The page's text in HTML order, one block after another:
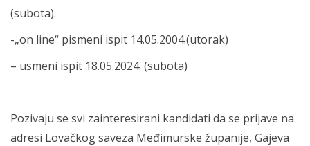
(subota).
-„on line“ pismeni ispit 14.05.2004.(utorak)
– usmeni ispit 18.05.2024. (subota)
Pozivaju se svi zainteresirani kandidati da se prijave na
adresi Lovačkog saveza Međimurske županije, Gajeva